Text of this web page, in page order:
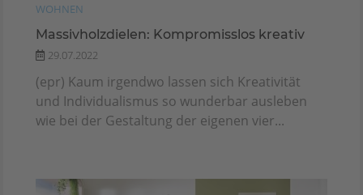
WOHNEN
Massivholzdielen: Kompromisslos kreativ
29.07.2022
(epr) Kaum irgendwo lassen sich Kreativität
und Individualismus so wunderbar ausleben
wie bei der Gestaltung der eigenen vier...